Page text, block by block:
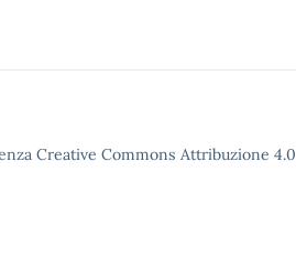
Creative Commons Attribuzione